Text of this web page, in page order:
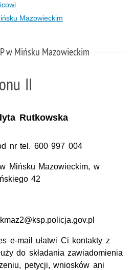
Mazowieckim
w Mińsku Mazowieckim
II
Rutkowska
nr tel. 600 997 004
Mińsku Mazowieckim, w
42
e-mail ułatwi Ci kontakty z
do składania zawiadomienia
petycji, wniosków ani